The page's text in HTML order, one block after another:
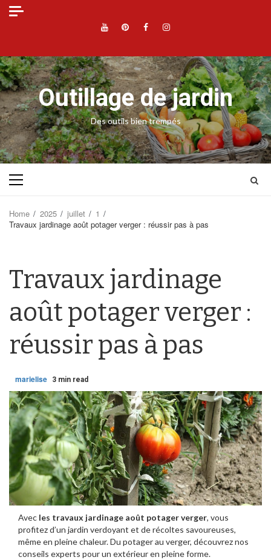
Skip
YouTube
Pinterest
Facebook
Instagram
Outillage de jardin
Des outils bien trempés
Primary
Home 2025 juillet
1
Travaux jardinage août potager verger : réussir pas à pas
Travaux jardinage
août potager verger :
réussir pas à pas
marielise 3 min read
Avec les travaux jardinage août potager verger, vous
profitez d’un jardin verdoyant et de récoltes savoureuses,
même en pleine chaleur. Du potager au verger, découvrez nos
conseils experts pour un extérieur en pleine forme.